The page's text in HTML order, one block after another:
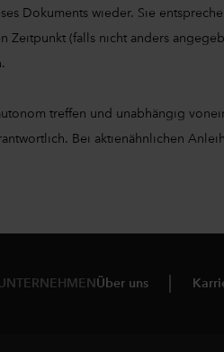
Dokuments wieder. Sie
(falls nicht anders
treffen und unabhängig
Bei aktienähnlichen
Über uns